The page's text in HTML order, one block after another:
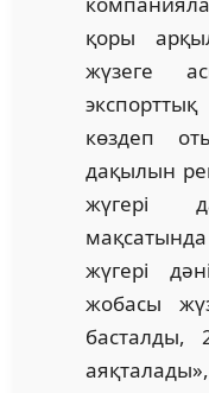
қоры
жүзеге
көздеп
дақылын
жүгері
жүгері
жобасы
басталды,